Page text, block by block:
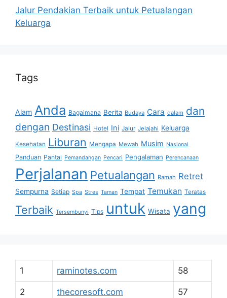
Jalur Pendakian Terbaik untuk Petualangan
Keluarga
Tags
Alam Anda Bagaimana Berita Budaya Cara dalam dan
dengan Destinasi Hotel Ini Jalur Jelajahi Keluarga
Kesehatan Liburan Mengapa Mewah Musim Nasional
Panduan Pantai Pemandangan Pencari Pengalaman Perencanaan
Perjalanan Petualangan Ramah Retret
Sempurna Setiap Spa Stres Taman Tempat Temukan Teratas
Terbaik Tersembunyi Tips untuk Wisata yang
1 raminotes.com 58
2 thecoresoft.com 57